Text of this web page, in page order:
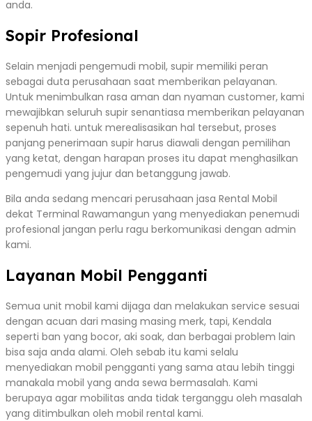
anda.
Sopir Profesional
Selain menjadi pengemudi mobil, supir memiliki peran
sebagai duta perusahaan saat memberikan pelayanan.
Untuk menimbulkan rasa aman dan nyaman customer, kami
mewajibkan seluruh supir senantiasa memberikan pelayanan
sepenuh hati. untuk merealisasikan hal tersebut, proses
panjang penerimaan supir harus diawali dengan pemilihan
yang ketat, dengan harapan proses itu dapat menghasilkan
pengemudi yang jujur dan betanggung jawab.
Bila anda sedang mencari perusahaan jasa Rental Mobil
dekat Terminal Rawamangun yang menyediakan penemudi
profesional jangan perlu ragu berkomunikasi dengan admin
kami.
Layanan Mobil Pengganti
Semua unit mobil kami dijaga dan melakukan service sesuai
dengan acuan dari masing masing merk, tapi, Kendala
seperti ban yang bocor, aki soak, dan berbagai problem lain
bisa saja anda alami. Oleh sebab itu kami selalu
menyediakan mobil pengganti yang sama atau lebih tinggi
manakala mobil yang anda sewa bermasalah. Kami
berupaya agar mobilitas anda tidak terganggu oleh masalah
yang ditimbulkan oleh mobil rental kami.